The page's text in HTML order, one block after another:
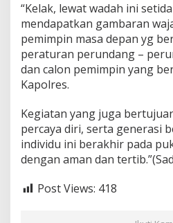
“Kelak, lewat wadah ini
mendapatkan gambaran
pemimpin masa depan yg
peraturan perundang –
dan calon pemimpin yang
Kapolres.
Kegiatan yang juga
percaya diri, serta generasi
individu ini berakhir pada
dengan aman dan
Post Views: 418